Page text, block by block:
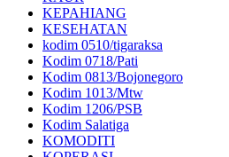
KEPAHIANG
KESEHATAN
kodim 0510/tigaraksa
Kodim 0718/Pati
Kodim 0813/Bojonegoro
Kodim 1013/Mtw
Kodim 1206/PSB
Kodim Salatiga
KOMODITI